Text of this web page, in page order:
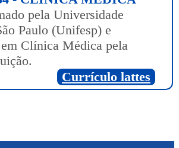
pela Universidade
Paulo (Unifesp) e
Clínica Médica pela
Currículo lattes